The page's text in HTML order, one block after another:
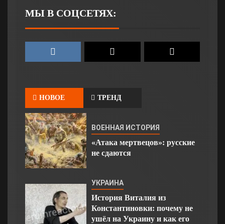
МЫ В СОЦСЕТЯХ:
НОВОЕ ТРЕНД
ВОЕННАЯ ИСТОРИЯ
«Атака мертвецов»: русские
не сдаются
УКРАИНА
История Виталия из
Константиновки: почему не
ушёл на Украину и как его